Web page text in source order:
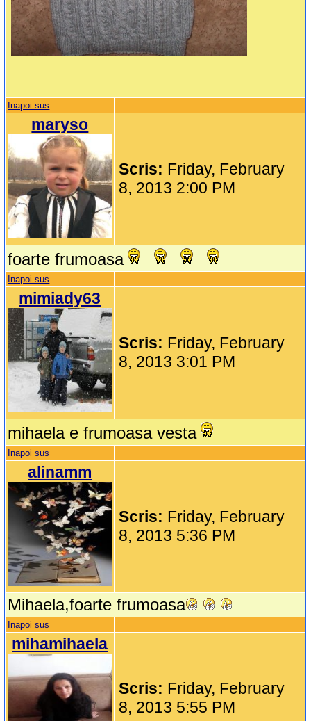
Inapoi sus
maryso
Scris: Friday, February
8, 2013 2:00 PM
foarte frumoasa
Inapoi sus
mimiady63
Scris: Friday, February
8, 2013 3:01 PM
mihaela e frumoasa vesta
Inapoi sus
alinamm
Scris: Friday, February
8, 2013 5:36 PM
Mihaela,foarte frumoasa
Inapoi sus
mihamihaela
Scris: Friday, February
8, 2013 5:55 PM